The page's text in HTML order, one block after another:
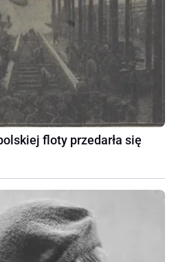
floty przedarła się